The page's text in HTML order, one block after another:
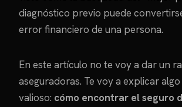
diagnóstico previo puede
error financiero de una persona.
En este artículo no te voy a dar un
aseguradoras. Te voy a explicar
valioso: cómo encontrar el seguro